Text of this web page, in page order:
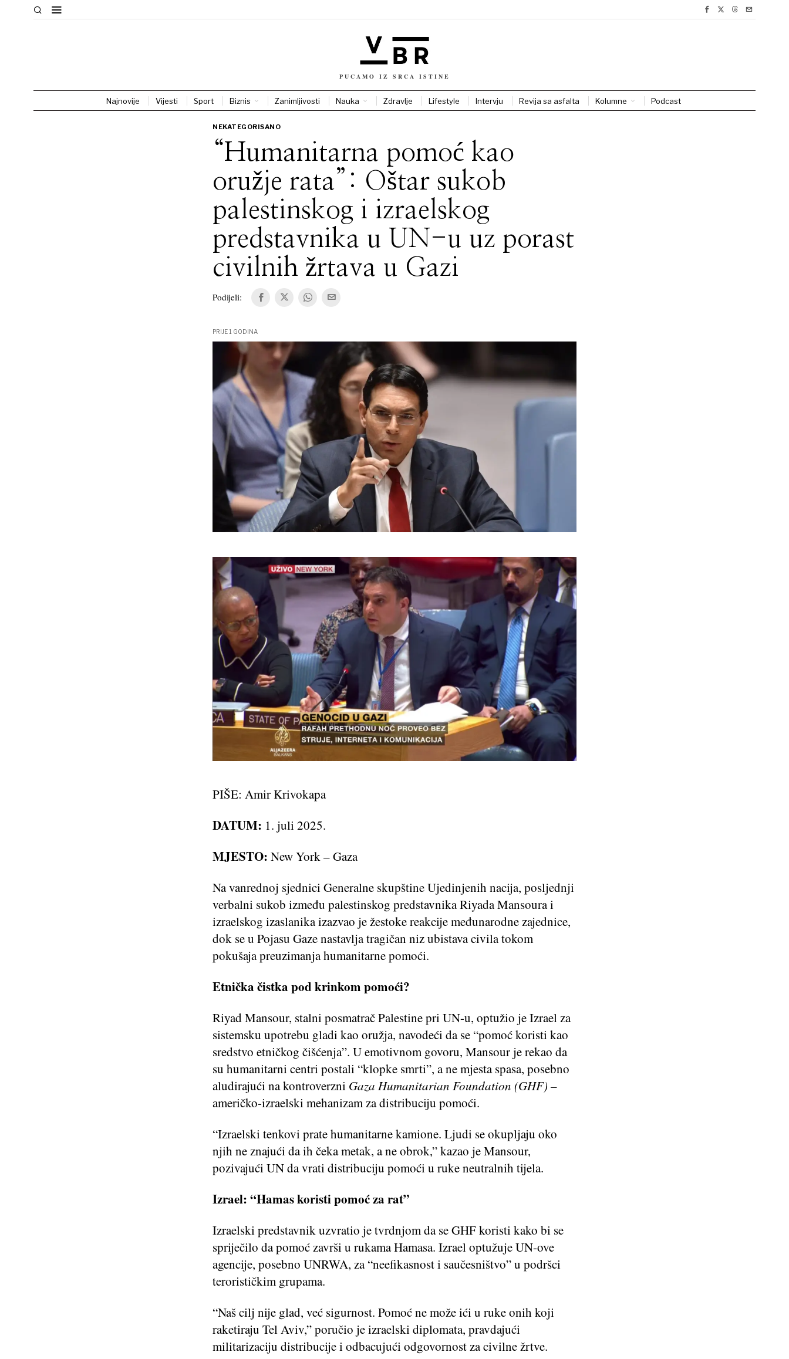
PUCAMO IZ SRCA ISTINE
Najnovije Vijesti Sport Biznis Zanimljivosti Nauka Zdravlje Lifestyle Intervju Revija sa asfalta Kolumne Podcast
NEKATEGORISANO
“Humanitarna pomoć kao
oružje rata”: Oštar sukob
palestinskog i izraelskog
predstavnika u UN-u uz porast
civilnih žrtava u Gazi
Podijeli:
PRIJE 1 GODINA
PIŠE: Amir Krivokapa
DATUM: 1. juli 2025.
MJESTO: New York – Gaza
Na vanrednoj sjednici Generalne skupštine Ujedinjenih nacija, posljednji
verbalni sukob između palestinskog predstavnika Riyada Mansoura i
izraelskog izaslanika izazvao je žestoke reakcije međunarodne zajednice,
dok se u Pojasu Gaze nastavlja tragičan niz ubistava civila tokom
pokušaja preuzimanja humanitarne pomoći.
Etnička čistka pod krinkom pomoći?
Riyad Mansour, stalni posmatrač Palestine pri UN-u, optužio je Izrael za
sistemsku upotrebu gladi kao oružja, navodeći da se “pomoć koristi kao
sredstvo etničkog čišćenja”. U emotivnom govoru, Mansour je rekao da
su humanitarni centri postali “klopke smrti”, a ne mjesta spasa, posebno
aludirajući na kontroverzni Gaza Humanitarian Foundation (GHF) –
američko-izraelski mehanizam za distribuciju pomoći.
“Izraelski tenkovi prate humanitarne kamione. Ljudi se okupljaju oko
njih ne znajući da ih čeka metak, a ne obrok,” kazao je Mansour,
pozivajući UN da vrati distribuciju pomoći u ruke neutralnih tijela.
Izrael: “Hamas koristi pomoć za rat”
Izraelski predstavnik uzvratio je tvrdnjom da se GHF koristi kako bi se
spriječilo da pomoć završi u rukama Hamasa. Izrael optužuje UN-ove
agencije, posebno UNRWA, za “neefikasnost i saučesništvo” u podršci
terorističkim grupama.
“Naš cilj nije glad, već sigurnost. Pomoć ne može ići u ruke onih koji
raketiraju Tel Aviv,” poručio je izraelski diplomata, pravdajući
militarizaciju distribucije i odbacujući odgovornost za civilne žrtve.